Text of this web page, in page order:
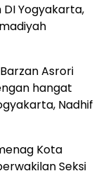
Yogyakarta,
Asrori
hangat
Nadhif
Kota
Seksi